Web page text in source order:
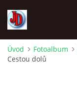
ÚVOD
Úvod Fotoalbum
Cestou dolů